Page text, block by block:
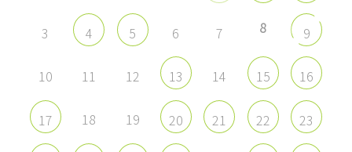
3 4 5 6 7 8 9
10 11 12 13 14 15 16
17 18 19 20 21 22 23